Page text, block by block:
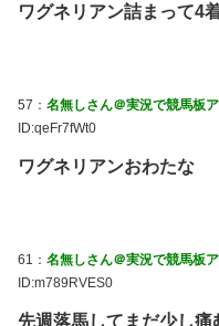
ワグネリアン詰まって4
57： 名無しさん＠実況で競馬板
ID:qeFr7fWt0
ワグネリアンおわたな
61： 名無しさん＠実況で競馬板
ID:m789RVES0
先週落馬してまだ少し痛